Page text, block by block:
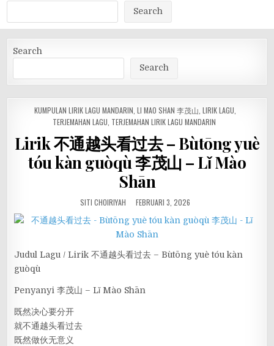
Search
Search
Search
POSTED
KUMPULAN LIRIK LAGU MANDARIN LI MAO SHAN 李茂山 LIRIK LAGU
TERJEMAHAN LAGU TERJEMAHAN LIRIK LAGU MANDARIN
Lirik 不通越头看过去 – Bùtōng yuè
tóu kàn guòqù 李茂山 – Lǐ Mào
Shān
SITI CHOIRIYAH FEBRUARI 3, 2026
Judul Lagu / Lirik 不通越头看过去 – Bùtōng yuè tóu kàn
guòqù
Penyanyi 李茂山 – Lǐ Mào Shān
既然决心要分开
就不通越头看过去
既然做伙无意义